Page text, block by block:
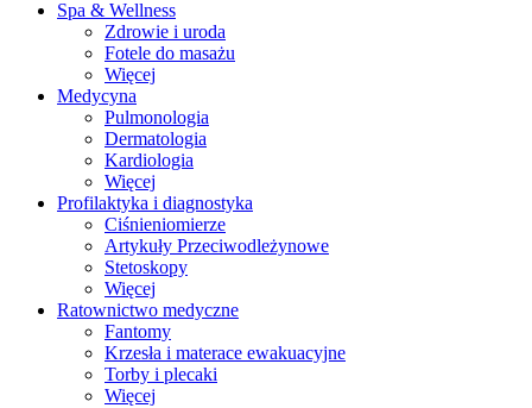
Spa & Wellness
Zdrowie i uroda
Fotele do masażu
Więcej
Medycyna
Pulmonologia
Dermatologia
Kardiologia
Więcej
Profilaktyka i diagnostyka
Ciśnieniomierze
Artykuły Przeciwodleżynowe
Stetoskopy
Więcej
Ratownictwo medyczne
Fantomy
Krzesła i materace ewakuacyjne
Torby i plecaki
Więcej